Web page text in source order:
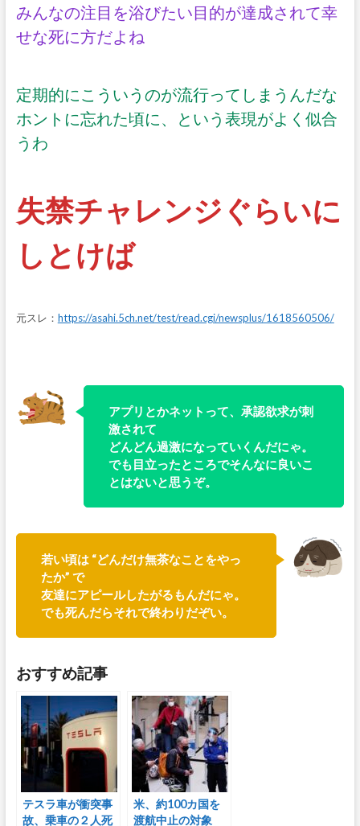
みんなの注目を浴びたい目的が達成されて幸
せな死に方だよね
定期的にこういうのが流行ってしまうんだな
ホントに忘れた頃に、という表現がよく似合
うわ
失禁チャレンジぐらいに
しとけば
元スレ： https://asahi.5ch.net/test/read.cgi/newsplus/1618560506/
アプリとかネットって、承認欲求が刺
激されて
どんどん過激になっていくんだにゃ。
でも目立ったところでそんなに良いこ
とはないと思うぞ。
若い頃は “どんだけ無茶なことをやっ
たか” で
友達にアピールしたがるもんだにゃ。
でも死んだらそれで終わりだぞい。
おすすめ記事
テスラ車が衝突事
故、乗車の２人死
米、約100カ国を
渡航中止の対象